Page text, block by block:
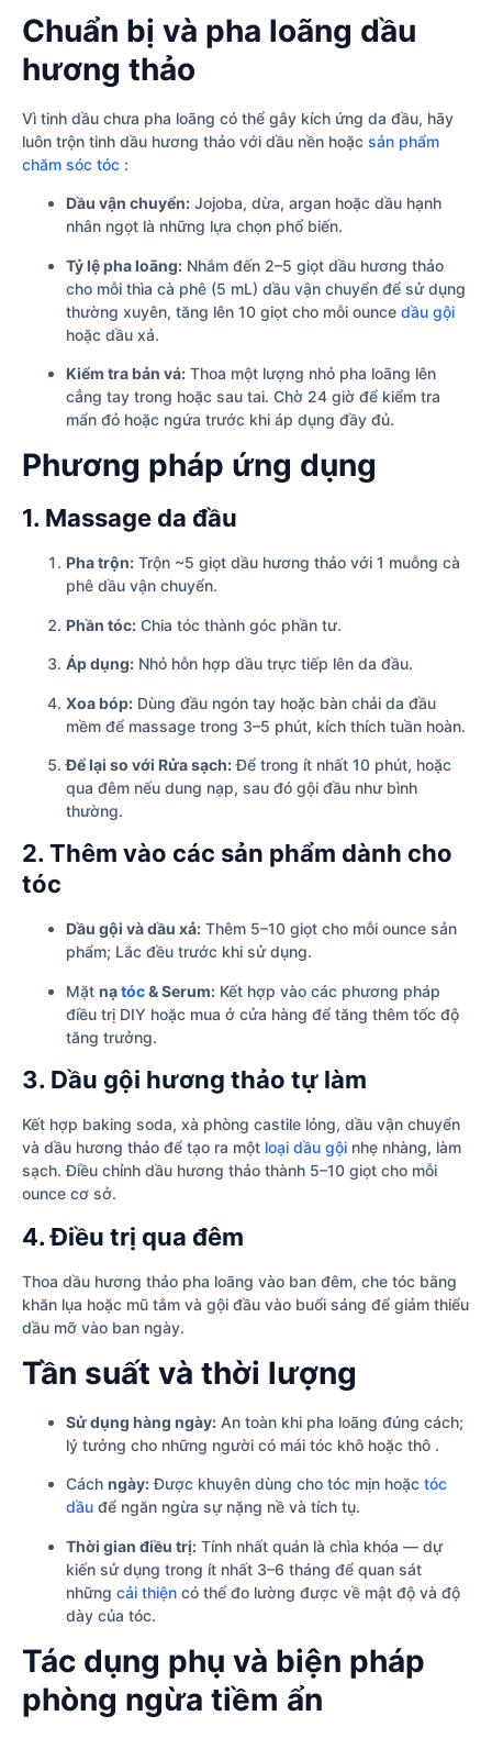
Chuẩn bị và pha loãng dầu
hương thảo
Vì tinh dầu chưa pha loãng có thể gây kích ứng da đầu, hãy
luôn trộn tinh dầu hương thảo với dầu nền hoặc sản phẩm
chăm sóc tóc :
Dầu vận chuyển: Jojoba, dừa, argan hoặc dầu hạnh
nhân ngọt là những lựa chọn phổ biến.
Tỷ lệ pha loãng: Nhắm đến 2–5 giọt dầu hương thảo
cho mỗi thìa cà phê (5 mL) dầu vận chuyển để sử dụng
thường xuyên, tăng lên 10 giọt cho mỗi ounce dầu gội
hoặc dầu xả.
Kiểm tra bản vá: Thoa một lượng nhỏ pha loãng lên
cẳng tay trong hoặc sau tai. Chờ 24 giờ để kiểm tra
mẩn đỏ hoặc ngứa trước khi áp dụng đầy đủ.
Phương pháp ứng dụng
1. Massage da đầu
Pha trộn: Trộn ~5 giọt dầu hương thảo với 1 muỗng cà
phê dầu vận chuyển.
Phần tóc: Chia tóc thành góc phần tư.
Áp dụng: Nhỏ hỗn hợp dầu trực tiếp lên da đầu.
Xoa bóp: Dùng đầu ngón tay hoặc bàn chải da đầu
mềm để massage trong 3–5 phút, kích thích tuần hoàn.
Để lại so với Rửa sạch:Để trong ít nhất 10 phút, hoặc
qua đêm nếu dung nạp, sau đó gội đầu như bình
thường.
2. Thêm vào các sản phẩm dành cho
tóc
Dầu gội và dầu xả: Thêm 5–10 giọt cho mỗi ounce sản
phẩm; Lắc đều trước khi sử dụng.
Mặt nạtóc& Serum: Kết hợp vào các phương pháp
điều trị DIY hoặc mua ở cửa hàng để tăng thêm tốc độ
tăng trưởng.
3. Dầu gội hương thảo tự làm
Kết hợp baking soda, xà phòng castile lỏng, dầu vận chuyển
và dầu hương thảo để tạo ra một loại dầu gội nhẹ nhàng, làm
sạch. Điều chỉnh dầu hương thảo thành 5–10 giọt cho mỗi
ounce cơ sở.
4. Điều trị qua đêm
Thoa dầu hương thảo pha loãng vào ban đêm, che tóc bằng
khăn lụa hoặc mũ tắm và gội đầu vào buổi sáng để giảm thiểu
dầu mỡ vào ban ngày.
Tần suất và thời lượng
Sử dụng hàng ngày: An toàn khi pha loãng đúng cách;
lý tưởng cho những người có mái tóc khô hoặc thô .
Cách ngày:Được khuyên dùng cho tóc mịn hoặc tóc
dầu để ngăn ngừa sự nặng nề và tích tụ.
Thời gian điều trị: Tính nhất quán là chìa khóa — dự
kiến sử dụng trong ít nhất 3–6 tháng để quan sát
những cải thiện có thể đo lường được về mật độ và độ
dày của tóc.
Tác dụng phụ và biện pháp
phòng ngừa tiềm ẩn